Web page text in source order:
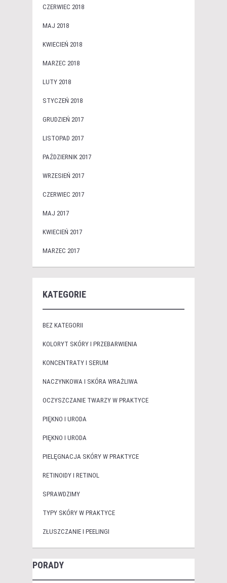
CZERWIEC 2018
MAJ 2018
KWIECIEŃ 2018
MARZEC 2018
LUTY 2018
STYCZEŃ 2018
GRUDZIEŃ 2017
LISTOPAD 2017
PAŹDZIERNIK 2017
WRZESIEŃ 2017
CZERWIEC 2017
MAJ 2017
KWIECIEŃ 2017
MARZEC 2017
KATEGORIE
BEZ KATEGORII
KOLORYT SKÓRY I PRZEBARWIENIA
KONCENTRATY I SERUM
NACZYNKOWA I SKÓRA WRAŻLIWA
OCZYSZCZANIE TWARZY W PRAKTYCE
PIĘKNO I URODA
PIĘKNO I URODA
PIELĘGNACJA SKÓRY W PRAKTYCE
RETINOIDY I RETINOL
SPRAWDZIMY
TYPY SKÓRY W PRAKTYCE
ZŁUSZCZANIE I PEELINGI
PORADY